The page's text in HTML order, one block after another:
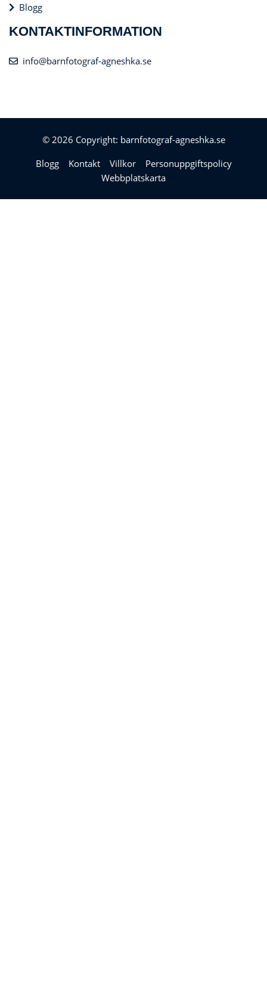
Blogg
KONTAKTINFORMATION
info@barnfotograf-agneshka.se
© 2026 Copyright: barnfotograf-agneshka.se
Blogg
Kontakt Villkor
Personuppgiftspolicy
Webbplatskarta